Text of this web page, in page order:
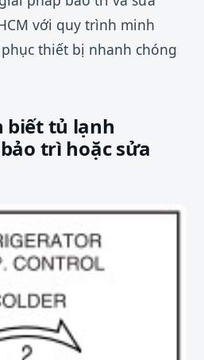
với quy trình minh
thiết bị nhanh chóng
biết tủ lạnh
trì hoặc sửa